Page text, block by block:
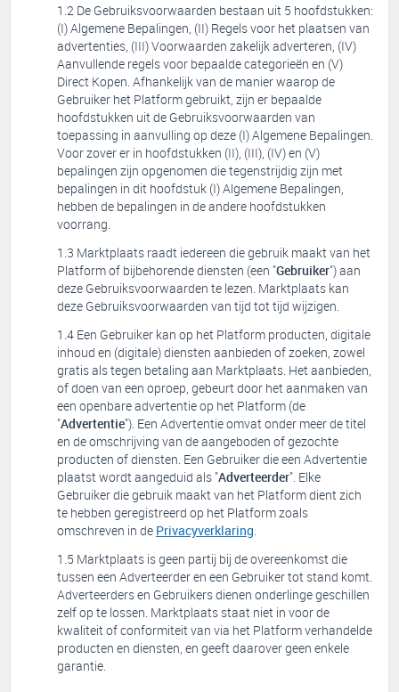
De Gebruiksvoorwaarden bestaan uit 5 hoofdstukken:
(I) Algemene Bepalingen, (II) Regels voor het plaatsen van
advertenties, (III) Voorwaarden zakelijk adverteren, (IV)
Aanvullende regels voor bepaalde categorieën en (V)
Direct Kopen. Afhankelijk van de manier waarop de
Gebruiker het Platform gebruikt, zijn er bepaalde
hoofdstukken uit de Gebruiksvoorwaarden van
toepassing in aanvulling op deze (I) Algemene Bepalingen.
Voor zover er in hoofdstukken (II), (III), (IV) en (V)
bepalingen zijn opgenomen die tegenstrijdig zijn met
bepalingen in dit hoofdstuk (I) Algemene Bepalingen,
hebben de bepalingen in de andere hoofdstukken
voorrang.
Marktplaats raadt iedereen die gebruik maakt van het
Platform of bijbehorende diensten (een "Gebruiker") aan
deze Gebruiksvoorwaarden te lezen. Marktplaats kan
deze Gebruiksvoorwaarden van tijd tot tijd wijzigen.
Een Gebruiker kan op het Platform producten, digitale
inhoud en (digitale) diensten aanbieden of zoeken, zowel
gratis als tegen betaling aan Marktplaats. Het aanbieden,
of doen van een oproep, gebeurt door het aanmaken van
een openbare advertentie op het Platform (de
"Advertentie"). Een Advertentie omvat onder meer de titel
en de omschrijving van de aangeboden of gezochte
producten of diensten. Een Gebruiker die een Advertentie
plaatst wordt aangeduid als "Adverteerder". Elke
Gebruiker die gebruik maakt van het Platform dient zich
te hebben geregistreerd op het Platform zoals
omschreven in de Privacyverklaring.
Marktplaats is geen partij bij de overeenkomst die
tussen een Adverteerder en een Gebruiker tot stand komt.
Adverteerders en Gebruikers dienen onderlinge geschillen
zelf op te lossen. Marktplaats staat niet in voor de
kwaliteit of conformiteit van via het Platform verhandelde
producten en diensten, en geeft daarover geen enkele
garantie.